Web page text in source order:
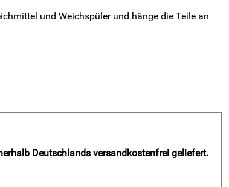
und Weichspüler und hänge die Teile an
Deutschlands versandkostenfrei geliefert.